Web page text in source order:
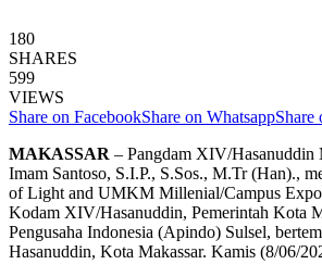
180
SHARES
599
VIEWS
Share on FacebookShare on WhatsappShare
MAKASSAR – Pangdam XIV/
Imam Santoso, S.I.P., S.Sos., M.Tr (Han).,
of Light and UMKM Millenial/Campus Expo
Kodam XIV/Hasanuddin, Pemerintah Kota
Pengusaha Indonesia (Apindo) Sulsel,
Hasanuddin, Kota Makassar. Kamis (8/06/